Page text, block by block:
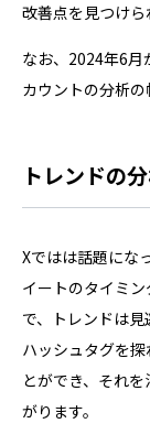
改善点を見つけら
なお、2024年6月
カウントの分析の
トレンドの
Xではは話題にな
イートのタイミ
で、トレンドは
ハッシュタグを
とができ、それ
がります。